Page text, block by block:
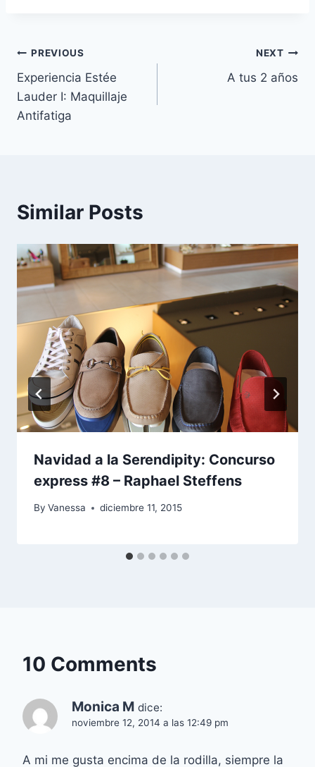
Navegación
de
entradas
PREVIOUS
Experiencia Estée
Lauder I: Maquillaje
Antifatiga
NEXT
A tus 2 años
Similar Posts
Navidad a la Serendipity: Concurso
express #8 – Raphael Steffens
By Vanessa diciembre 11, 2015
10 Comments
Monica M dice:
noviembre 12, 2014 a las 12:49 pm
A mi me gusta encima de la rodilla, siempre la